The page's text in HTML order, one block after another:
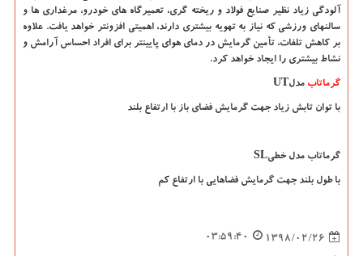
آلودگی زیاد نظیر صنایع فولاد و ریخته گری، تعمیرگاه های خودرو، مرغداري ها و
سالنهای ورزشی که نیاز به تهویه بیشتری دارند، اهمیتی افزونتر خواهد یافت. علاوه
بر كاهش تلفات، تأمین گرمایش در دماي هواي پایینتر براي افراد احساس آرامش و
نشاط بیشتری را ایجاد خواهد كرد.
گرماتاب مدلUT
با توان تابش زیاد جهت گرمایش فضای باز با ارتفاع بلند
گرماتاب مدل خطیSL
با طول بلند جهت گرمایش فضاهایی با ارتفاع کم
1398/02/26
03:59:40